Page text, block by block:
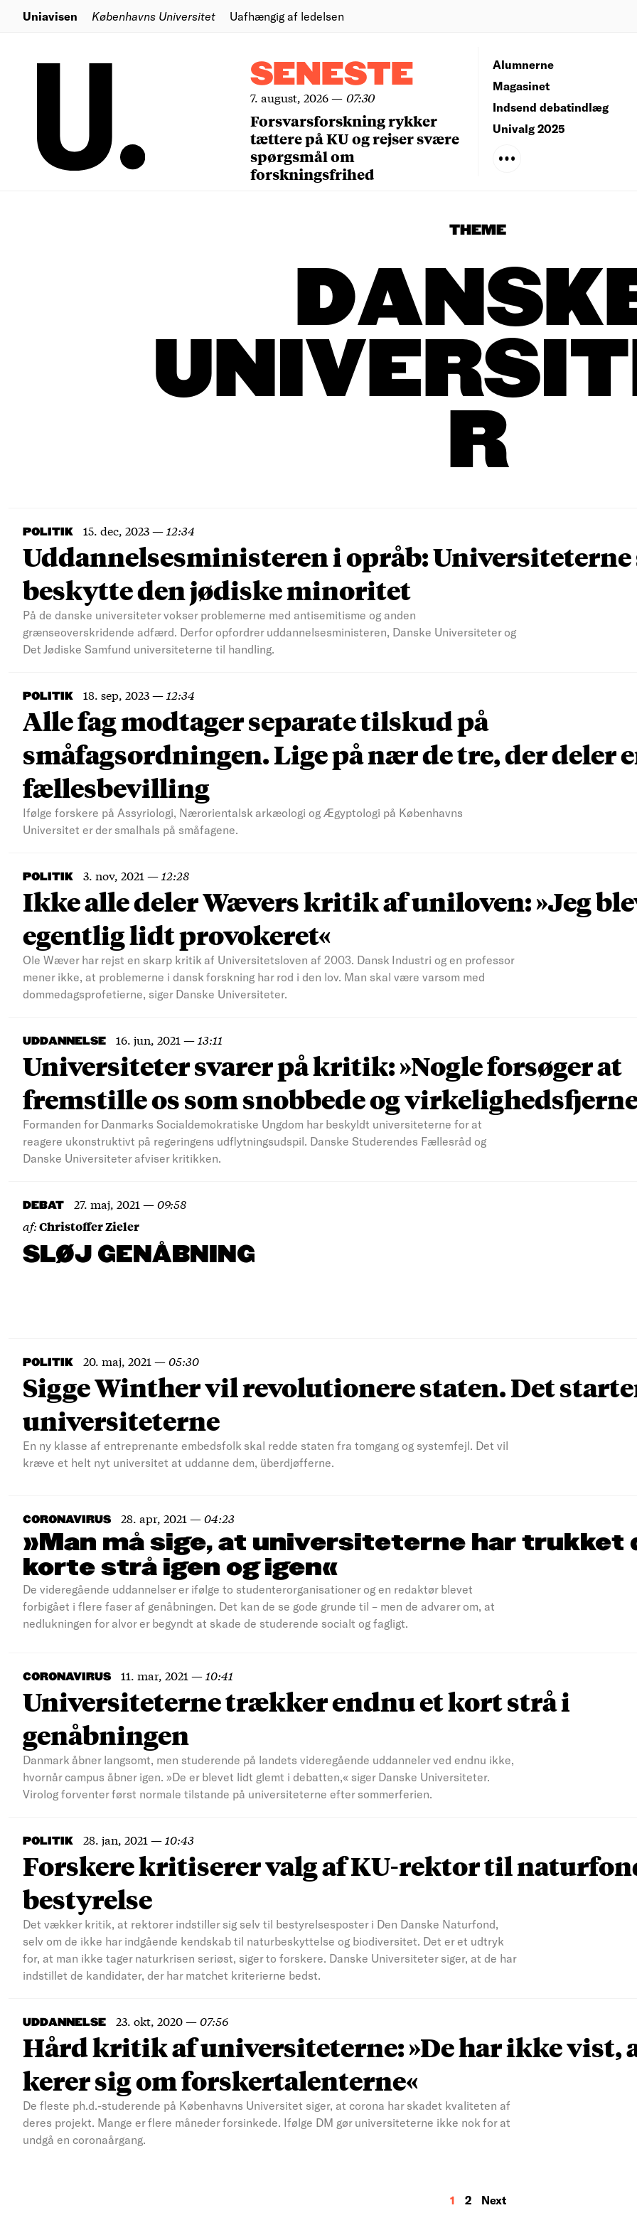
Uniavisen Københavns Universitet Uafhængig af ledelsen
SENESTE
7. august, 2026— 07:30
Forsvarsforskning rykker
tættere på KU og rejser svære
spørgsmål om
forskningsfrihed
Alumnerne
Magasinet
Indsend debatindlæg
Univalg 2025
THEME
R
POLITIK 15. dec, 2023— 12:34
Uddannelsesministeren i opråb: Universiteterne
beskytte den jødiske minoritet
På de danske universiteter vokser problemerne med antisemitisme og anden
grænseoverskridende adfærd. Derfor opfordrer uddannelsesministeren, Danske Universiteter og
Det Jødiske Samfund universiteterne til handling.
POLITIK 18. sep, 2023— 12:34
Alle fag modtager separate tilskud på
småfagsordningen. Lige på nær de tre, der deler
fællesbevilling
Ifølge forskere på Assyriologi, Nærorientalsk arkæologi og Ægyptologi på Københavns
Universitet er der smalhals på småfagene.
POLITIK 3. nov, 2021 — 12:28
Ikke alle deler Wævers kritik af uniloven: »Jeg
egentlig lidt provokeret«
Ole Wæver har rejst en skarp kritik af Universitetsloven af 2003. Dansk Industri og en professor
mener ikke, at problemerne i dansk forskning har rod i den lov. Man skal være varsom med
dommedagsprofetierne, siger Danske Universiteter.
UDDANNELSE 16. jun, 2021 — 13:11
Universiteter svarer på kritik: »Nogle forsøger at
fremstille os som snobbede og
Formanden for Danmarks Socialdemokratiske Ungdom har beskyldt universiteterne for at
reagere ukonstruktivt på regeringens udflytningsudspil. Danske Studerendes Fællesråd og
Danske Universiteter afviser kritikken.
DEBAT 27. maj, 2021 —09:58
af:Christoffer Zieler
SLØJ GENÅBNING
POLITIK 20. maj, 2021 —05:30
Sigge Winther vil revolutionere staten. Det
universiteterne
En ny klasse af entreprenante embedsfolk skal redde staten fra tomgang og systemfejl. Det vil
kræve et helt nyt universitet at uddanne dem, überdjøfferne.
CORONAVIRUS 28. apr, 2021 —04:23
»Man må sige, at universiteterne har trukket
korte strå igen og igen«
De videregående uddannelser er ifølge to studenterorganisationer og en redaktør blevet
forbigået i flere faser af genåbningen. Det kan de se gode grunde til – men de advarer om, at
nedlukningen for alvor er begyndt at skade de studerende socialt og fagligt.
CORONAVIRUS 11. mar, 2021 — 10:41
Universiteterne trækker endnu et kort strå i
genåbningen
Danmark åbner langsomt, men studerende på landets videregående uddanneler ved endnu ikke,
hvornår campus åbner igen. »De er blevet lidt glemt i debatten,« siger Danske Universiteter.
Virolog forventer først normale tilstande på universiteterne efter sommerferien.
POLITIK 28. jan, 2021 — 10:43
Forskere kritiserer valg af KU-rektor til
bestyrelse
Det vækker kritik, at rektorer indstiller sig selv til bestyrelsesposter i Den Danske Naturfond,
selv om de ikke har indgående kendskab til naturbeskyttelse og biodiversitet. Det er et udtryk
for, at man ikke tager naturkrisen seriøst, siger to forskere. Danske Universiteter siger, at de har
indstillet de kandidater, der har matchet kriterierne bedst.
UDDANNELSE 23. okt, 2020—07:56
Hård kritik af universiteterne: »De har ikke vist,
kerer sig om forskertalenterne«
De fleste ph.d.-studerende på Københavns Universitet siger, at corona har skadet kvaliteten af
deres projekt. Mange er flere måneder forsinkede. Ifølge DM gør universiteterne ikke nok for at
undgå en coronaårgang.
1 2 Next